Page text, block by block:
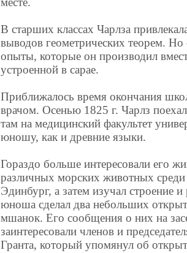
В старших классах Чарлза
выводов геометрических теорем.
опыты, которые он производил
устроенной в сарае.
Приближалось время окончания
врачом. Осенью 1825 г. Чарлз
там на медицинский факультет
юношу, как и древние языки.
Гораздо больше интересовали его
различных морских животных среди
Эдинбург, а затем изучал строение
юноша сделал два небольших
мшанок. Его сообщения о них на
заинтересовали членов и
Гранта, который упомянул об